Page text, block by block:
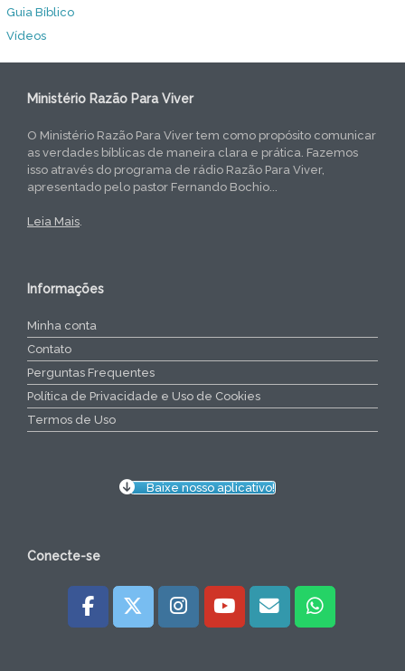
Guia Bíblico
Vídeos
Ministério Razão Para Viver
O Ministério Razão Para Viver tem como propósito comunicar
as verdades bíblicas de maneira clara e prática. Fazemos
isso através do programa de rádio Razão Para Viver,
apresentado pelo pastor Fernando Bochio...
Leia Mais.
Informações
Minha conta
Contato
Perguntas Frequentes
Política de Privacidade e Uso de Cookies
Termos de Uso
Baixe nosso aplicativo!
Conecte-se